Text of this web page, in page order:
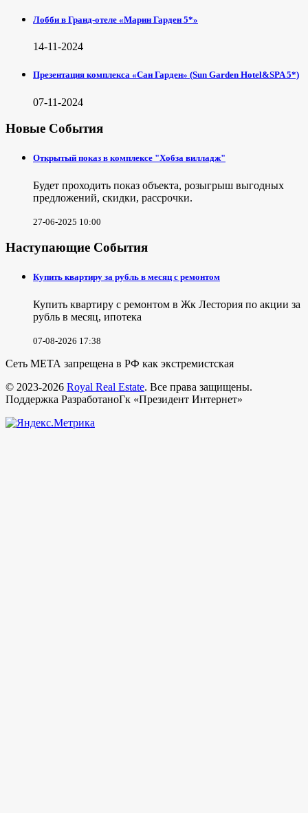
Лобби в Гранд-отеле «Марин Гарден 5*»
14-11-2024
Презентация комплекса «Сан Гарден» (Sun Garden Hotel&SPA 5*)
07-11-2024
Новые События
Открытый показ в комплексе "Хобза вилладж"
Будет проходить показ объекта, розыгрыш выгодных
предложений, скидки, рассрочки.
27-06-2025 10:00
Наступающие События
Купить квартиру за рубль в месяц с ремонтом
Купить квартиру с ремонтом в Жк Лестория по акции за
рубль в месяц, ипотека
07-08-2026 17:38
Сеть МЕТА запрещена в РФ как экстремистская
© 2023-2026 Royal Real Estate. Все права защищены.
Поддержка РазработаноГк «Президент Интернет»